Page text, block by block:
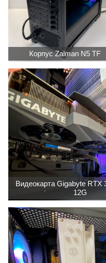
Корпус Zalman N5 TF
Видеокарта Gigabyte RTX
12G